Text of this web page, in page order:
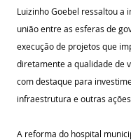
Luizinho Goebel ressaltou a
união entre as esferas de
execução de projetos que
diretamente a qualidade de
com destaque para
infraestrutura e outras
A reforma do hospital